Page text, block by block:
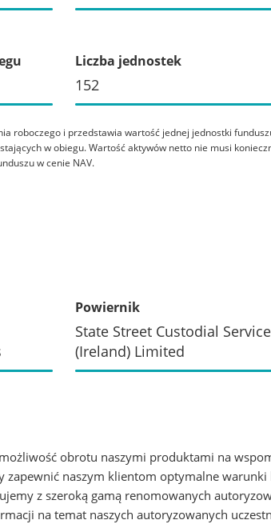
Liczba jednostek
152
roboczego i przedstawia wartość jednej jednostki
w obiegu. Wartość aktywów netto nie musi
w cenie NAV.
Powiernik
State Street Custodial
(Ireland) Limited
obrotu naszymi produktami na
naszym klientom optymalne warunki
z szeroką gamą renomowanych
na temat naszych autoryzowanych